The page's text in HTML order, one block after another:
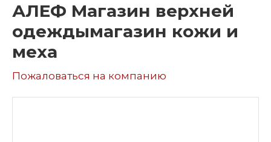
АЛЕФ Магазин верхней
одеждымагазин кожи и
меха
Пожаловаться на компанию